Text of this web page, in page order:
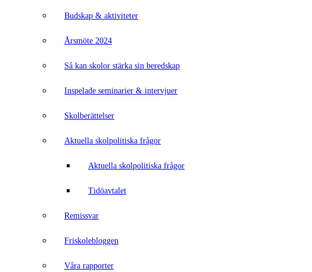
Budskap & aktiviteter
Årsmöte 2024
Så kan skolor stärka sin beredskap
Inspelade seminarier & intervjuer
Skolberättelser
Aktuella skolpolitiska frågor
Aktuella skolpolitiska frågor
Tidöavtalet
Remissvar
Friskolebloggen
Våra rapporter